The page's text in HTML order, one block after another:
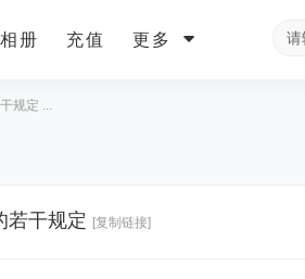
相册 充值 更多
规定 ...
若干规定 [复制链接]